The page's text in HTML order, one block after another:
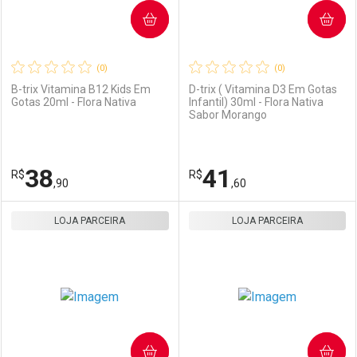
Comprar sem Desconto
Por R$ 49,40/cada
Por R$ 49,40/cada
Ativar Desconto
Comprar sem Desconto
Por R$ 49,40/cada
Por R$ 49,40/cada
(0)
B-trix Vitamina B12 Kids Em
Gotas 20ml - Flora Nativa
R$38,90
COMPRAR
(0)
D-trix ( Vitamina D3 Em Gotas
Infantil) 30ml - Flora Nativa
Sabor Morango
R$41 ,60
COMPRAR
LOJA PARCEIRA
COMPRAR
LOJA PARCEIRA
COMPRAR